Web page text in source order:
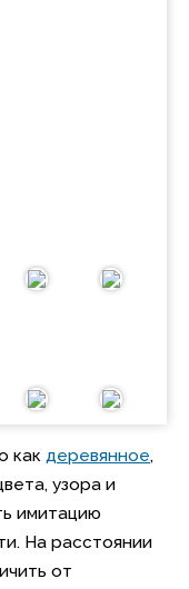
как деревянное,
узора и
имитацию
На расстоянии
от